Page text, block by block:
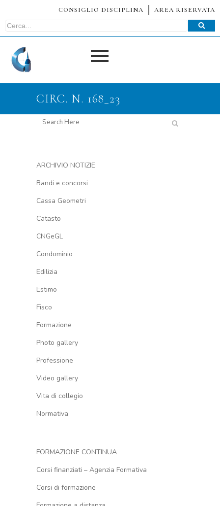
CONSIGLIO DISCIPLINA AREA RISERVATA
CIRC. N. 168_23
ARCHIVIO NOTIZIE
Bandi e concorsi
Cassa Geometri
Catasto
CNGeGL
Condominio
Edilizia
Estimo
Fisco
Formazione
Photo gallery
Professione
Video gallery
Vita di collegio
Normativa
FORMAZIONE CONTINUA
Corsi finanziati – Agenzia Formativa
Corsi di formazione